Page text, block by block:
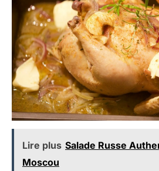
Lire plus Salade Russe
Moscou